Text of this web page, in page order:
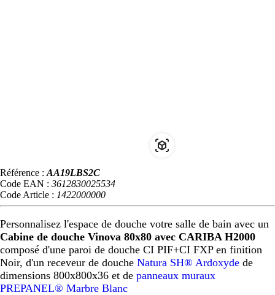
Référence : AA19LBS2C
Code EAN : 3612830025534
Code Article : 1422000000
Personnalisez l'espace de douche votre salle de bain avec un
Cabine de douche Vinova 80x80 avec CARIBA H2000
composé d'une paroi de douche CI PIF+CI FXP en finition
Noir, d'un receveur de douche Natura SH® Ardoxyde de
dimensions 800x800x36 et de panneaux muraux
PREPANEL® Marbre Blanc